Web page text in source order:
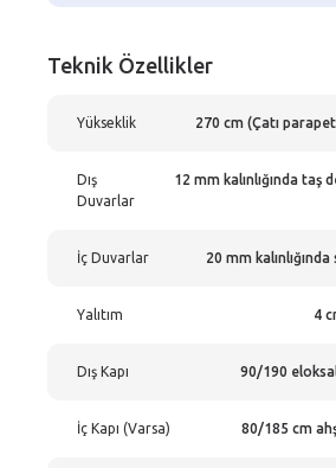
Teknik Özellikler
Yükseklik 270 cm (Çatı
Dış
Duvarlar
12 mm kalınlığında taş
İç Duvarlar 20 mm
Yalıtım 4
Dış Kapı 90/190
İç Kapı (Varsa) 80/185 cm